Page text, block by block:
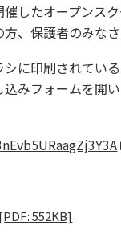
したオープンス
、保護者のみなさ
に印刷されてい
みフォームを開
[PDF: 552KB]